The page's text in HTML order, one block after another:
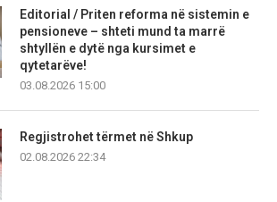
Editorial / Priten reforma në sistemin e
pensioneve – shteti mund ta marrë
shtyllën e dytë nga kursimet e
qytetarëve!
03.08.2026 15:00
Regjistrohet tërmet në Shkup
02.08.2026 22:34